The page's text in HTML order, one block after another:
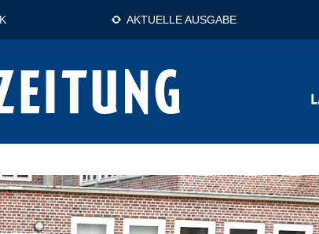
AKTUELLE AUSGABE